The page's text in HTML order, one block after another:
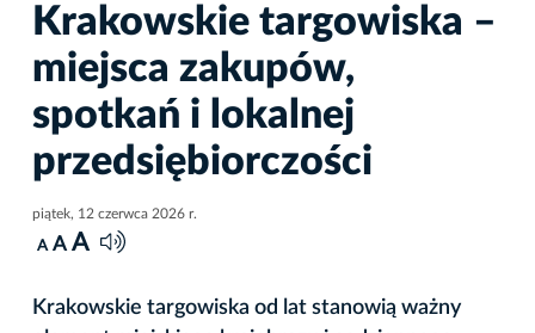
Krakowskie targowiska –
miejsca zakupów,
spotkań i lokalnej
przedsiębiorczości
piątek, 12 czerwca 2026 r.
A A A
Krakowskie targowiska od lat stanowią ważny